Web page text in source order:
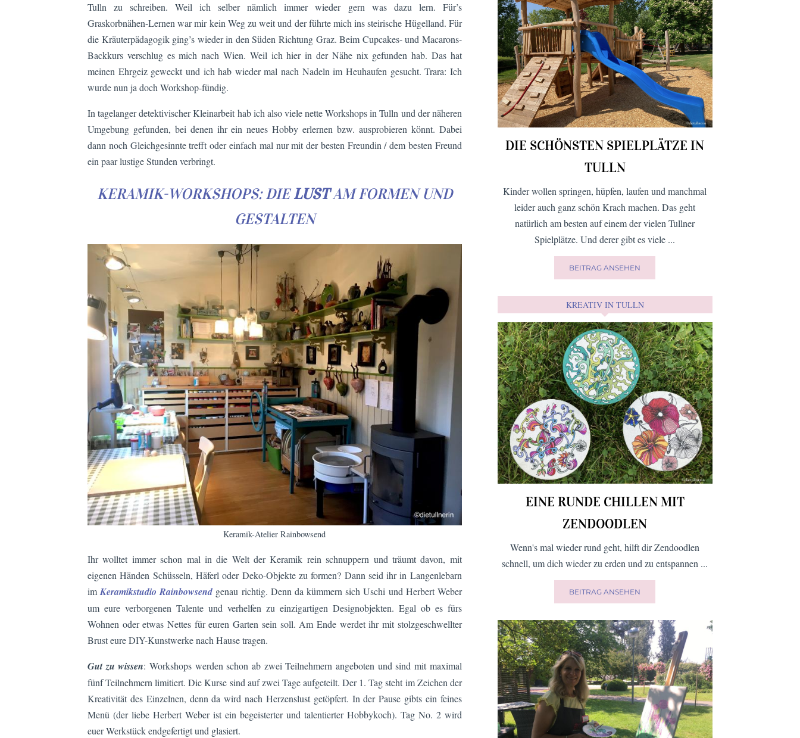
Tulln zu schreiben. Weil ich selber nämlich immer wieder gern was dazu lern. Für’s
Graskorbnähen-Lernen war mir kein Weg zu weit und der führte mich ins steirische Hügelland. Für
die Kräuterpädagogik ging’s wieder in den Süden Richtung Graz. Beim Cupcakes- und Macarons-
Backkurs verschlug es mich nach Wien. Weil ich hier in der Nähe nix gefunden hab. Das hat
meinen Ehrgeiz geweckt und ich hab wieder mal nach Nadeln im Heuhaufen gesucht. Trara: Ich
wurde nun ja doch Workshop-fündig.
In tagelanger detektivischer Kleinarbeit hab ich also viele nette Workshops in Tulln und der näheren
Umgebung gefunden, bei denen ihr ein neues Hobby erlernen bzw. ausprobieren könnt. Dabei
dann noch Gleichgesinnte trefft oder einfach mal nur mit der besten Freundin / dem besten Freund
ein paar lustige Stunden verbringt.
KERAMIK-WORKSHOPS: DIELUSTAM FORMEN UND
GESTALTEN
Keramik-Atelier Rainbowsend
Ihr wolltet immer schon mal in die Welt der Keramik rein schnuppern und träumt davon, mit
eigenen Händen Schüsseln, Häferl oder Deko-Objekte zu formen? Dann seid ihr in Langenlebarn
im Keramikstudio Rainbowsend genau richtig. Denn da kümmern sich Uschi und Herbert Weber
um eure verborgenen Talente und verhelfen zu einzigartigen Designobjekten. Egal ob es fürs
Wohnen oder etwas Nettes für euren Garten sein soll. Am Ende werdet ihr mit stolzgeschwellter
Brust eure DIY-Kunstwerke nach Hause tragen.
Gut zu wissen: Workshops werden schon ab zwei Teilnehmern angeboten und sind mit maximal
fünf Teilnehmern limitiert. Die Kurse sind auf zwei Tage aufgeteilt. Der 1. Tag steht im Zeichen der
Kreativität des Einzelnen, denn da wird nach Herzenslust getöpfert. In der Pause gibts ein feines
Menü (der liebe Herbert Weber ist ein begeisterter und talentierter Hobbykoch). Tag No. 2 wird
euer Werkstück endgefertigt und glasiert.
DIE SCHÖNSTEN SPIELPLÄTZE IN
TULLN
Kinder wollen springen, hüpfen, laufen und manchmal
leider auch ganz schön Krach machen. Das geht
natürlich am besten auf einem der vielen Tullner
Spielplätze. Und derer gibt es viele ...
BEITRAG ANSEHEN
KREATIV IN TULLN
EINE RUNDE CHILLEN MIT
ZENDOODLEN
Wenn's mal wieder rund geht, hilft dir Zendoodlen
schnell, um dich wieder zu erden und zu entspannen ...
BEITRAG ANSEHEN